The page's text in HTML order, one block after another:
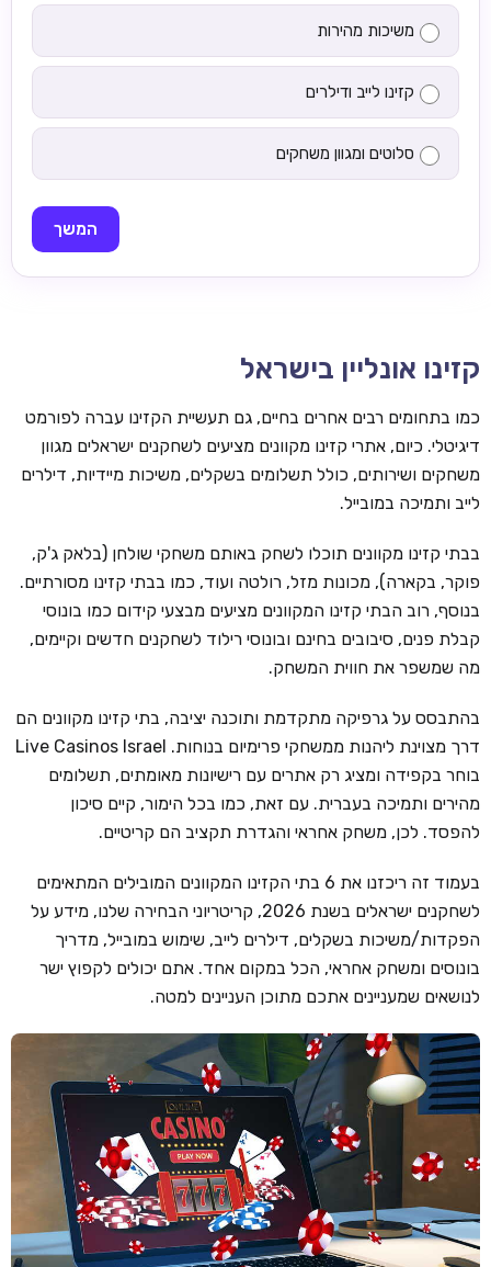
משיכות מהירות
קזינו לייב ודילרים
סלוטים ומגוון משחקים
המשך
קזינו אונליין בישראל
כמו בתחומים רבים אחרים בחיים, גם תעשיית הקזינו עברה לפורמט
דיגיטלי. כיום, אתרי קזינו מקוונים מציעים לשחקנים ישראלים מגוון
משחקים ושירותים, כולל תשלומים בשקלים, משיכות מיידיות, דילרים
לייב ותמיכה במובייל.
בבתי קזינו מקוונים תוכלו לשחק באותם משחקי שולחן (בלאק ג'ק,
פוקר, בקארה), מכונות מזל, רולטה ועוד, כמו בבתי קזינו מסורתיים.
בנוסף, רוב הבתי קזינו המקוונים מציעים מבצעי קידום כמו בונוסי
קבלת פנים, סיבובים בחינם ובונוסי רילוד לשחקנים חדשים וקיימים,
מה שמשפר את חווית המשחק.
בהתבסס על גרפיקה מתקדמת ותוכנה יציבה, בתי קזינו מקוונים הם
דרך מצוינת ליהנות ממשחקי פרימיום בנוחות. Live Casinos Israel
בוחר בקפידה ומציג רק אתרים עם רישיונות מאומתים, תשלומים
מהירים ותמיכה בעברית. עם זאת, כמו בכל הימור, קיים סיכון
להפסד. לכן, משחק אחראי והגדרת תקציב הם קריטיים.
בעמוד זה ריכזנו את 6 בתי הקזינו המקוונים המובילים המתאימים
לשחקנים ישראלים בשנת 2026, קריטריוני הבחירה שלנו, מידע על
הפקדות/משיכות בשקלים, דילרים לייב, שימוש במובייל, מדריך
בונוסים ומשחק אחראי, הכל במקום אחד. אתם יכולים לקפוץ ישר
לנושאים שמעניינים אתכם מתוכן העניינים למטה.